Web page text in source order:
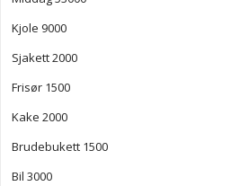
Kjole 9000
Sjakett 2000
Frisør 1500
Kake 2000
Brudebukett 1500
Bil 3000